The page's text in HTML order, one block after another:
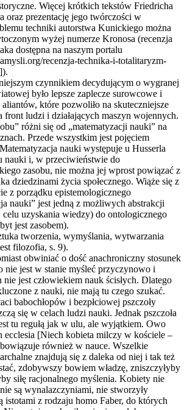
Więcej krótkich tekstów Friedricha
oraz prezentację jego twórczości w
techniki autorstwa Kunickiego można
wyżej numerze Kronosa (recenzja
dostępna na naszym portalu
recenzja-technika-i-totalitaryzm-
czynnikiem decydującym o wygranej
było lepsze zaplecze surowcowe i
które pozwoliło na skuteczniejsze
front ludzi i działających maszyn wojennych.
różni się od „matematyzacji nauki” na
Przede wszystkim jest pojęciem
nauki występuje u Husserla
nauki i, w przeciwieństwie do
zasobu, nie można jej wprost powiązać z
dziedzinami życia społecznego. Wiąże się z
z porządku epistemologicznego
nauki” jest jedną z możliwych abstrakcji
uzyskania wiedzy) do ontologicznego
jest zasobem).
tworzenia, wymyślania, wytwarzania
filozofia, s. 9).
obwiniać o dość anachroniczny stosunek
nie jest w stanie myśleć przyczynowo i
nie jest człowiekiem nauk ścisłych. Dlatego
z nauki, nie mają tu czego szukać.
babochłopów i bezpłciowej pszczoły
się w celach ludzi nauki. Jednak pszczoła
tu regułą jak w ulu, ale wyjątkiem. Owo
ecclesia [Niech kobieta milczy w kościele –
również w nauce. Wszelkie
znajdują się z daleka od niej i tak też
zdobywszy bowiem władzę, zniszczyłyby
siłę racjonalnego myślenia. Kobiety nie
są wynalazczyniami, nie stworzyły
istotami z rodzaju homo Faber, do których